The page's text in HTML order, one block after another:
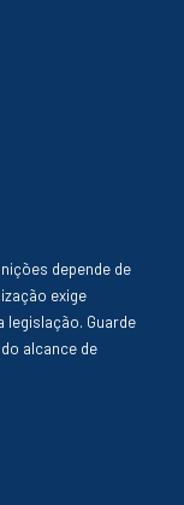
depende de
exige
legislação. Guarde
alcance de